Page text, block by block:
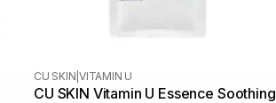
CU SKIN |VITAMIN U
CU SKIN Vitamin U Essence Soothing